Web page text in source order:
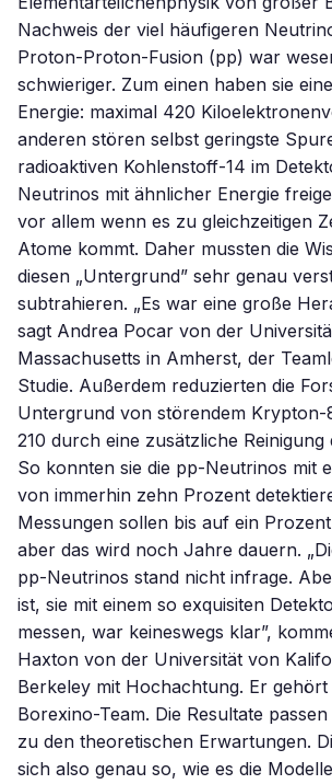
Nachweis der viel häufigeren
Proton-Proton-Fusion (pp) war
schwieriger. Zum einen haben sie
Energie: maximal 420
anderen stören selbst geringste
radioaktiven Kohlenstoff-14 im
Neutrinos mit ähnlicher Energie
vor allem wenn es zu gleichzeitigen
Atome kommt. Daher mussten die
diesen „Untergrund” sehr genau
subtrahieren. „Es war eine große
sagt Andrea Pocar von der
Massachusetts in Amherst, der
Studie. Außerdem reduzierten die
Untergrund von störendem Krypton-
210 durch eine zusätzliche Reinigung
So konnten sie die pp-Neutrinos mit
von immerhin zehn Prozent
Messungen sollen bis auf ein
aber das wird noch Jahre dauern.
pp-Neutrinos stand nicht infrage.
ist, sie mit einem so exquisiten
messen, war keineswegs klar”,
Haxton von der Universität von
Berkeley mit Hochachtung. Er
Borexino-Team. Die Resultate
zu den theoretischen Erwartungen.
sich also genau so, wie es die